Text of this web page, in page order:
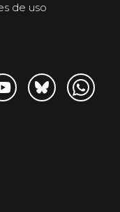
de uso